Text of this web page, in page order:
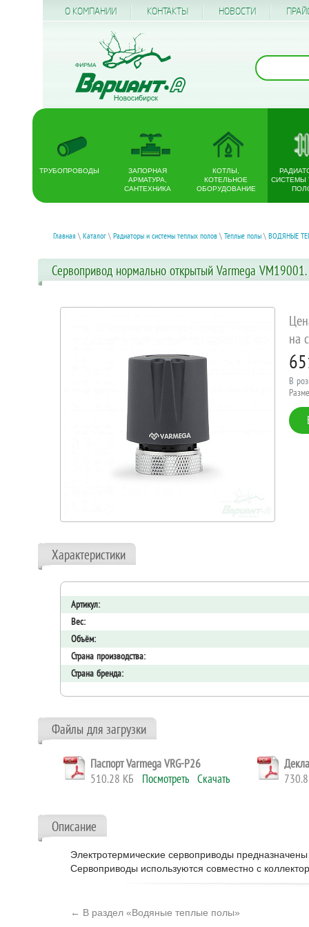
О КОМПАНИИ КОНТАКТЫ НОВОСТИ
ТРУБОПРОВОДЫ
ЗАПОРНАЯ
АРМАТУРА,
САНТЕХНИКА
КОТЛЫ,
КОТЕЛЬНОЕ
ОБОРУДОВАНИЕ
СИСТЕМЫ
Главная \ Каталог \ Радиаторы и системы теплых полов \ Теплые полы \ ВОДЯНЫЕ
Сервопривод нормально открытый Varmega
на
В
Характеристики
Артикул:
Вес:
Объём:
Страна производства:
Страна бренда:
Файлы для загрузки
Паспорт Varmega VRG-P26
510.28 КБ Посмотреть Скачать
Описание
Электротермические сервоприводы
Сервоприводы используются совместно с
← В раздел «Водяные теплые полы»